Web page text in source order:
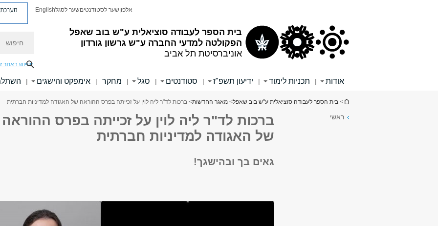
בית הספר לעבודה סוציאלית ע"ש בוב שאפל
הפקולטה למדעי החברה ע"ש גרשון גורדון
אוניברסיטת תל אביב
אלפוןשער לסטודנטיםשער לסגלEnglish מערכת
חיפוש באתר
אודות | תכניות לימוד | ידיעון תשפ"ז | סטודנטים | סגל | מחקר | אימפקט והישגים |
הינך נמצא כאן
> בית הספר לעבודה סוציאלית ע"ש בוב שאפל> מאגר החדשות> ברכות לד"ר ליה לוין על זכייתה בפרס ההוראה של האגודה למדיניות חברתית
ראשי
ברכות לד"ר ליה לוין על זכייתה בפרס ההוראה
של האגודה למדיניות חברתית
גאים בך ובהישגך!